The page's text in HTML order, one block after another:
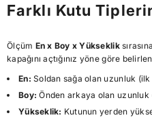
Farklı Kutu
Ölçüm En x Boy x Yükseklik
kapağını açtığınız yöne göre
En: Soldan sağa olan uzunluk (ilk
Boy: Önden arkaya olan uzunluk
Yükseklik: Kutunun yerden